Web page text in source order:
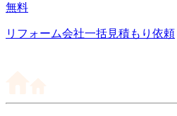
無料
リフォーム会社一括見積もり依頼